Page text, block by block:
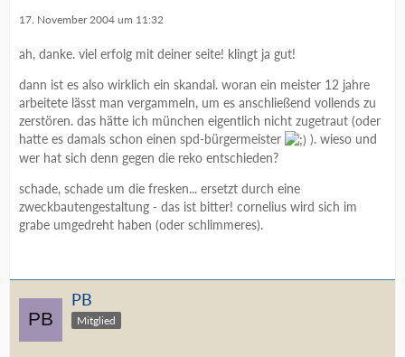
17. November 2004 um 11:32
ah, danke. viel erfolg mit deiner seite! klingt ja gut!
dann ist es also wirklich ein skandal. woran ein meister 12 jahre
arbeitete lässt man vergammeln, um es anschließend vollends zu
zerstören. das hätte ich münchen eigentlich nicht zugetraut (oder
hatte es damals schon einen spd-bürgermeister
). wieso und
wer hat sich denn gegen die reko entschieden?
schade, schade um die fresken... ersetzt durch eine
zweckbautengestaltung - das ist bitter! cornelius wird sich im
grabe umgedreht haben (oder schlimmeres).
PB
Mitglied